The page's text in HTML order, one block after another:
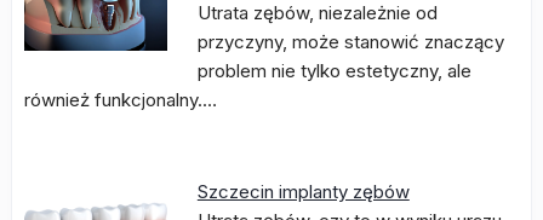
Utrata zębów, niezależnie od
przyczyny, może stanowić znaczący
problem nie tylko estetyczny, ale
również funkcjonalny.…
Szczecin implanty zębów